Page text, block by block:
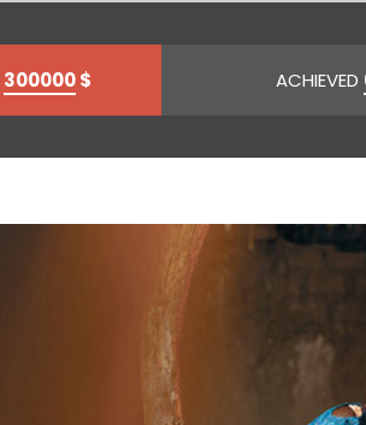
300000$ ACHIEVED